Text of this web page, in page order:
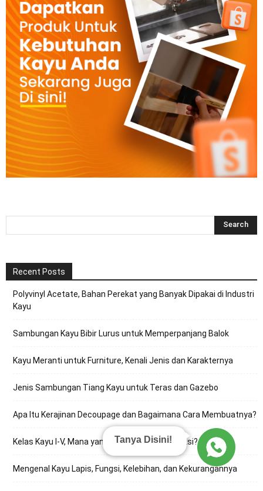
Recent Posts
Polyvinyl Acetate, Bahan Perekat yang Banyak Dipakai di Industri
Kayu
Sambungan Kayu Bibir Lurus untuk Memperpanjang Balok
Kayu Meranti untuk Furniture, Kenali Jenis dan Karakternya
Jenis Sambungan Tiang Kayu untuk Teras dan Gazebo
Apa Itu Kerajinan Decoupage dan Bagaimana Cara Membuatnya?
Kelas Kayu I-V, Mana yang Kuat untuk Konstruksi?
Mengenal Kayu Lapis, Fungsi, Kelebihan, dan Kekurangannya
Tanya Disini!